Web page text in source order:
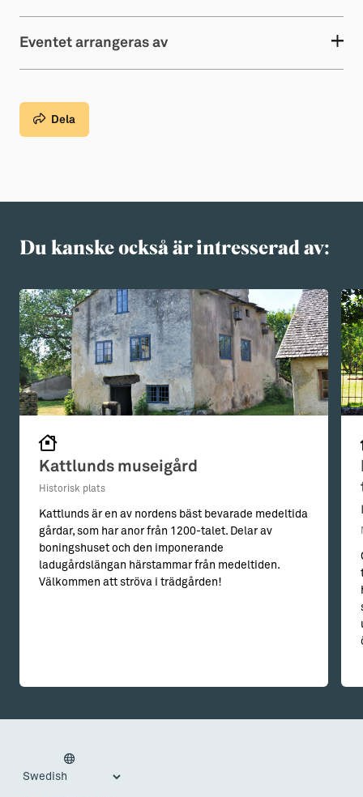
Eventet arrangeras av
Dela
Du kanske också är intresserad av:
Kattlunds museigård
Historisk plats
Kattlunds är en av nordens bäst bevarade medeltida
gårdar, som har anor från 1200-talet. Delar av
boningshuset och den imponerande
ladugårdslängan härstammar från medeltiden.
Välkommen att ströva i trädgården!